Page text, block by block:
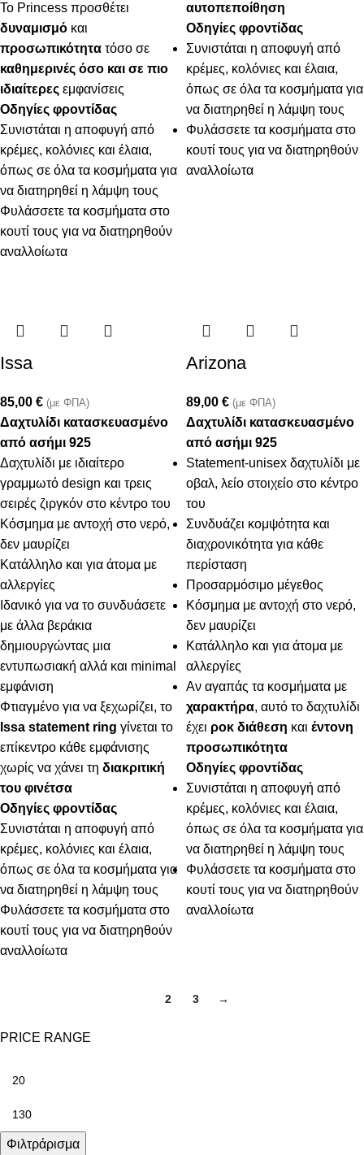
PRICE RANGE
Φιλτράρισμα
Το Princess προσθέτει
δυναμισμό και
προσωπικότητα τόσο σε
καθημερινές όσο και σε πιο
ιδιαίτερες εμφανίσεις
Οδηγίες φροντίδας
Συνιστάται η αποφυγή από
κρέμες, κολόνιες και έλαια,
όπως σε όλα τα κοσμήματα για
να διατηρηθεί η λάμψη τους
Φυλάσσετε τα κοσμήματα στο
κουτί τους για να διατηρηθούν
αναλλοίωτα
αυτοπεποίθηση
Οδηγίες φροντίδας
Συνιστάται η αποφυγή από
κρέμες, κολόνιες και έλαια,
όπως σε όλα τα κοσμήματα για
να διατηρηθεί η λάμψη τους
Φυλάσσετε τα κοσμήματα στο
κουτί τους για να διατηρηθούν
αναλλοίωτα
Issa
85,00 € (με ΦΠΑ)
Δαχτυλίδι κατασκευασμένο
από ασήμι 925
Δαχτυλίδι με ιδιαίτερο
γραμμωτό design και τρεις
σειρές ζιργκόν στο κέντρο του
Κόσμημα με αντοχή στο νερό,
δεν μαυρίζει
Κατάλληλο και για άτομα με
αλλεργίες
Ιδανικό για να το συνδυάσετε
με άλλα βεράκια
δημιουργώντας μια
εντυπωσιακή αλλά και minimal
εμφάνιση
Φτιαγμένο για να ξεχωρίζει, το
Issa statement ring γίνεται το
επίκεντρο κάθε εμφάνισης
χωρίς να χάνει τη διακριτική
του φινέτσα
Οδηγίες φροντίδας
Συνιστάται η αποφυγή από
κρέμες, κολόνιες και έλαια,
όπως σε όλα τα κοσμήματα για
να διατηρηθεί η λάμψη τους
Φυλάσσετε τα κοσμήματα στο
κουτί τους για να διατηρηθούν
αναλλοίωτα
Arizona
89,00 € (με ΦΠΑ)
Δαχτυλίδι κατασκευασμένο
από ασήμι 925
Statement-unisex δαχτυλίδι με
οβαλ, λείο στοιχείο στο κέντρο
του
Συνδυάζει κομψότητα και
διαχρονικότητα για κάθε
περίσταση
Προσαρμόσιμο μέγεθος
Κόσμημα με αντοχή στο νερό,
δεν μαυρίζει
Κατάλληλο και για άτομα με
αλλεργίες
Αν αγαπάς τα κοσμήματα με
χαρακτήρα, αυτό το δαχτυλίδι
έχει ροκ διάθεση και έντονη
προσωπικότητα
Οδηγίες φροντίδας
Συνιστάται η αποφυγή από
κρέμες, κολόνιες και έλαια,
όπως σε όλα τα κοσμήματα για
να διατηρηθεί η λάμψη τους
Φυλάσσετε τα κοσμήματα στο
κουτί τους για να διατηρηθούν
αναλλοίωτα
2 3 →